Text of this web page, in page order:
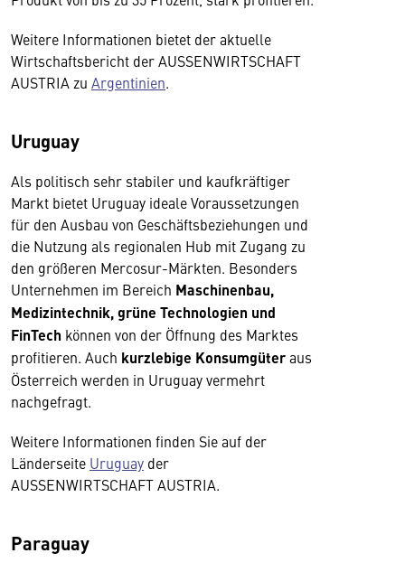
Weitere Informationen bietet der aktuelle
Wirtschaftsbericht der AUSSENWIRTSCHAFT
AUSTRIA zu Argentinien.
Uruguay
Als politisch sehr stabiler und kaufkräftiger
Markt bietet Uruguay ideale Voraussetzungen
für den Ausbau von Geschäftsbeziehungen und
die Nutzung als regionalen Hub mit Zugang zu
den größeren Mercosur-Märkten. Besonders
Unternehmen im Bereich Maschinenbau,
Medizintechnik, grüne Technologien und
FinTech können von der Öffnung des Marktes
profitieren. Auch kurzlebige Konsumgüteraus
Österreich werden in Uruguay vermehrt
nachgefragt.
Weitere Informationen finden Sie auf der
Länderseite Uruguay der
AUSSENWIRTSCHAFT AUSTRIA.
Paraguay